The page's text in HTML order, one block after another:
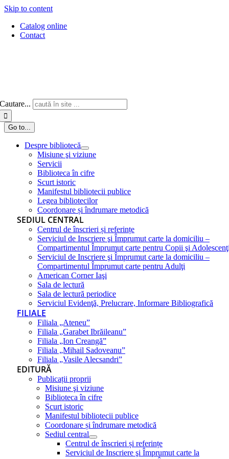
Skip to content
Catalog online
Contact
Cautare...
Go to...
Despre bibliotecă
Misiune şi viziune
Servicii
Biblioteca în cifre
Scurt istoric
Manifestul bibliotecii publice
Legea bibliotecilor
Coordonare și îndrumare metodică
SEDIUL CENTRAL
Centrul de înscrieri și referințe
Serviciul de Inscriere şi Împrumut carte la domiciliu –
Compartimentul Împrumut carte pentru Copii şi
Serviciul de Inscriere şi Împrumut carte la domiciliu –
Compartimentul Împrumut carte pentru Adulţi
American Corner Iaşi
Sala de lectură
Sala de lectură periodice
Serviciul Evidenţă, Prelucrare, Informare Bibliografică
FILIALE
Filiala „Ateneu”
Filiala „Garabet Ibrăileanu”
Filiala „Ion Creangă”
Filiala „Mihail Sadoveanu”
Filiala „Vasile Alecsandri”
EDITURĂ
Publicații proprii
Misiune şi viziune
Biblioteca în cifre
Scurt istoric
Manifestul bibliotecii publice
Coordonare și îndrumare metodică
Sediul central
Centrul de înscrieri și referințe
Serviciul de Inscriere şi Împrumut carte la